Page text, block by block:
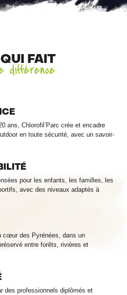
FAIT
différence
ans, Chlorofil’Parc crée et encadre
en toute sécurité, avec un savoir-
pour les enfants, les familles, les
avec des niveaux adaptés à
cœur des Pyrénées, dans un
entre forêts, rivières et
des professionnels diplômés et